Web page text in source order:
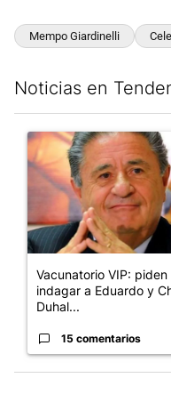
Mempo Giardinelli
Noticias en
Un artículo de
Vacunatorio VIP: piden
indagar a Eduardo y
Duhal...
15 comentarios